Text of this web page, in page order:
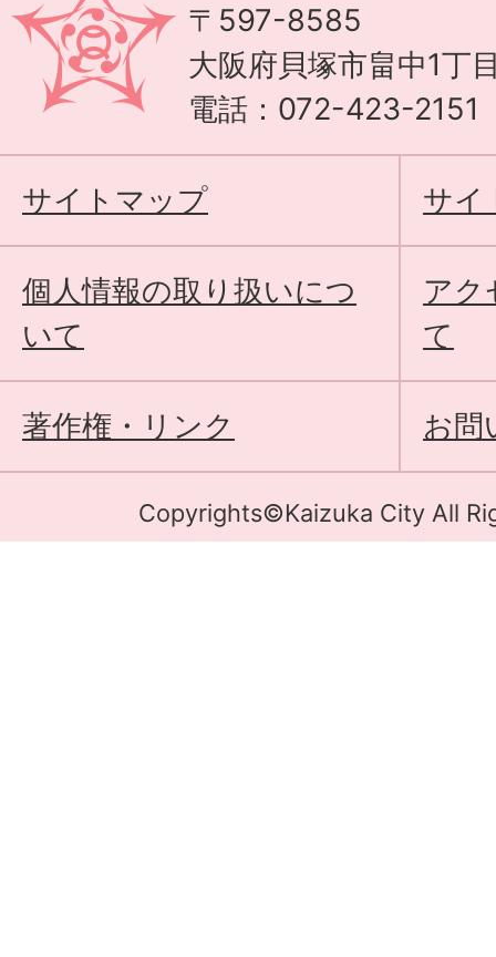
〒597-8585
大阪府貝塚市畠中1丁
電話：072-423-2151
サイトマップ サイ
個人情報の取り扱いにつ
いて
アク
て
著作権・リンク お問
Copyrights©Kaizuka City All